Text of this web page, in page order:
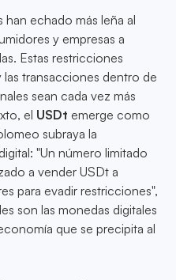
echado más leña al
y empresas a
Estas restricciones
transacciones dentro de
sean cada vez más
el USDt emerge como
subraya la
"Un número limitado
a vender USDt a
para evadir restricciones",
son las monedas digitales
que se precipita al